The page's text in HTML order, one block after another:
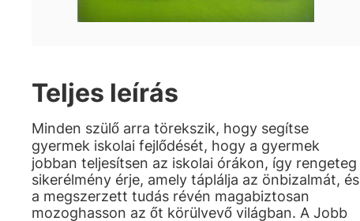
Teljes leírás
Minden szülő arra törekszik, hogy segítse
gyermek iskolai fejlődését, hogy a gyermek
jobban teljesítsen az iskolai órákon, így rengeteg
sikerélmény érje, amely táplálja az önbizalmát, és
a megszerzett tudás révén magabiztosan
mozoghasson az őt körülvevő világban. A Jobb